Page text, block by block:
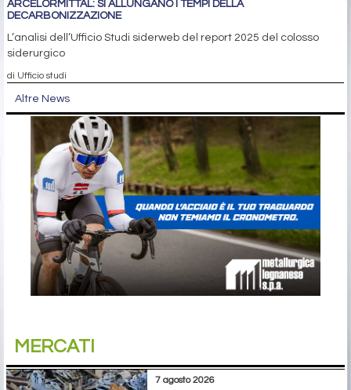
ARCELORMITTAL: SI ALLUNGANO I TEMPI DELLA
DECARBONIZZAZIONE
L’analisi dell’Ufficio Studi siderweb del report 2025 del colosso
siderurgico
di Ufficio studi
Altre News
MERCATI
7 agosto 2026